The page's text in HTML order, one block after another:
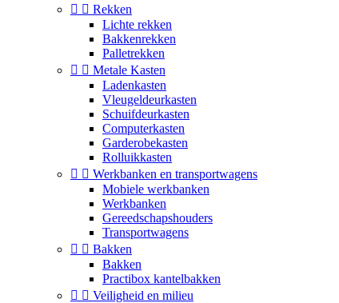
  Rekken
Lichte rekken
Bakkenrekken
Palletrekken
  Metale Kasten
Ladenkasten
Vleugeldeurkasten
Schuifdeurkasten
Computerkasten
Garderobekasten
Rolluikkasten
  Werkbanken en transportwagens
Mobiele werkbanken
Werkbanken
Gereedschapshouders
Transportwagens
  Bakken
Bakken
Practibox kantelbakken
  Veiligheid en milieu